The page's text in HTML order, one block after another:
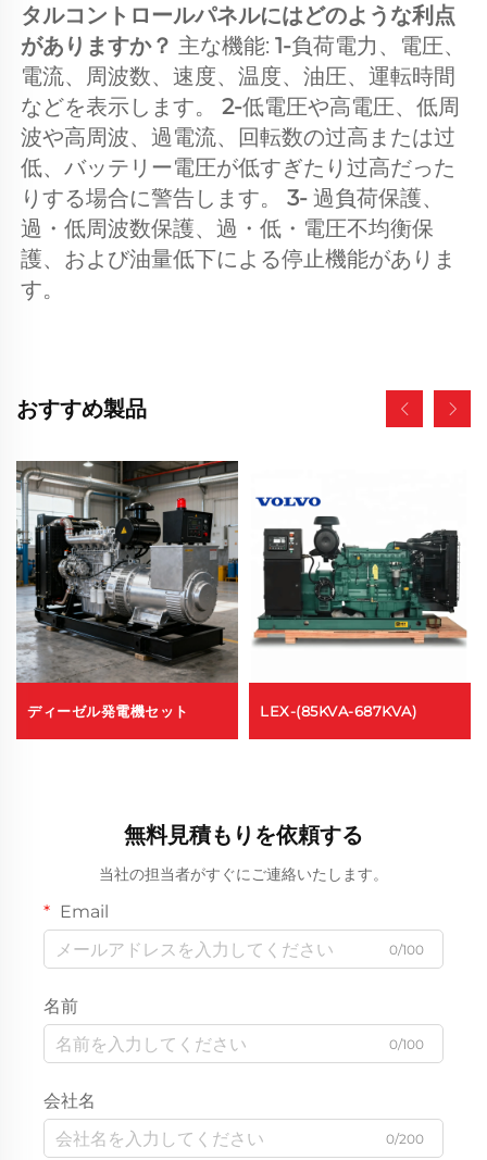
タルコントロールパネルにはどのような利点
がありますか？ 主な機能: 1-負荷電力、電圧、
電流、周波数、速度、温度、油圧、運転時間
などを表示します。 2-低電圧や高電圧、低周
波や高周波、過電流、回転数の过高または过
低、バッテリー電圧が低すぎたり过高だった
りする場合に警告します。 3- 過負荷保護、
過・低周波数保護、過・低・電圧不均衡保
護、および油量低下による停止機能がありま
す。
おすすめ製品
ディーゼル発電機セット LEX-(85KVA-687KVA)
無料見積もりを依頼する
当社の担当者がすぐにご連絡いたします。
Email
0/100
名前
0/100
会社名
0/200